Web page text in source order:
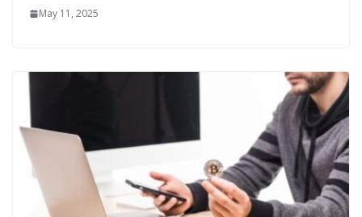
May 11, 2025